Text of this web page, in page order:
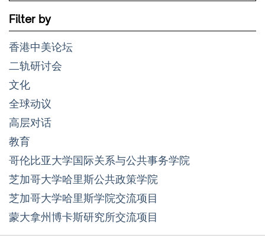
Filter by
香港中美论坛
二轨研讨会
文化
全球动议
高层对话
教育
哥伦比亚大学国际关系与公共事务学院
芝加哥大学哈里斯公共政策学院
芝加哥大学哈里斯学院交流项目
蒙大拿州博卡斯研究所交流项目